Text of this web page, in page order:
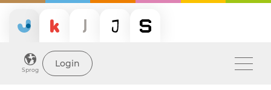
Sprog
Login